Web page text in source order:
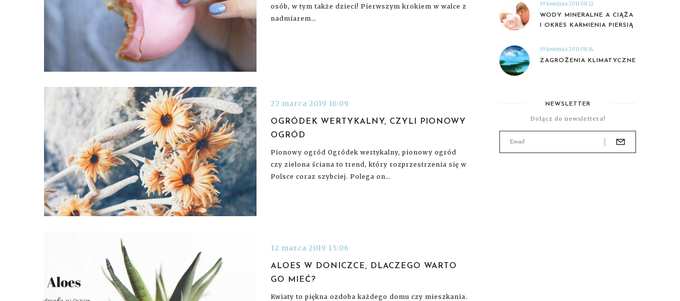
osób, w tym także dzieci! Pierwszym krokiem w walce z
nadmiarem…
27 marca 2019 16:09
OGRÓDEK WERTYKALNY, CZYLI PIONOWY
OGRÓD
Pionowy ogród Ogródek wertykalny, pionowy ogród
czy zielona ściana to trend, który rozprzestrzenia się w
Polsce coraz szybciej. Polega on…
12 marca 2019 15:06
ALOES W DONICZCE, DLACZEGO WARTO
GO MIEĆ?
Kwiaty to piękna ozdoba każdego domu czy mieszkania.
19 kwietnia 2011 08:12
WODY MINERALNE A CIĄŻA
I OKRES KARMIENIA PIERSIĄ
19 kwietnia 2011 08:14
ZAGROŻENIA KLIMATYCZNE
NEWSLETTER
Dołącz do newslettera!